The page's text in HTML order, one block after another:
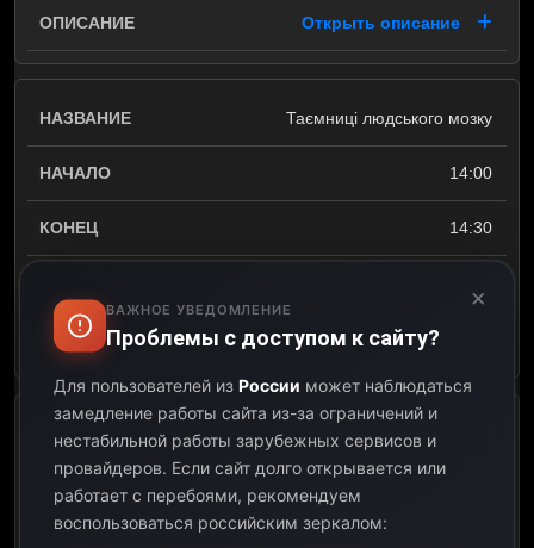
Открыть описание
Таємниці людського мозку
14:00
14:30
Открыть описание
×
ВАЖНОЕ УВЕДОМЛЕНИЕ
Проблемы с доступом к сайту?
Для пользователей из России может наблюдаться
замедление работы сайта из-за ограничений и
нестабильной работы зарубежных сервисов и
провайдеров. Если сайт долго открывается или
работает с перебоями, рекомендуем
воспользоваться российским зеркалом: